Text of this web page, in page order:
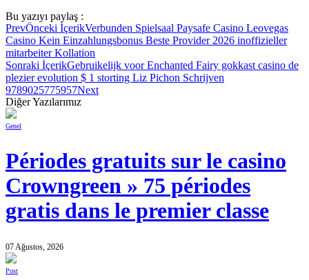
Bu yazıyı paylaş :
PrevÖnceki İçerikVerbunden Spielsaal Paysafe Casino Leovegas
Casino Kein Einzahlungsbonus Beste Provider 2026 inoffizieller
mitarbeiter Kollation
Sonraki İçerikGebruikelijk voor Enchanted Fairy gokkast casino de
plezier evolution $ 1 storting Liz Pichon Schrijven
9789025775957Next
Diğer Yazılarımız
Genel
Périodes gratuits sur le casino
Crowngreen » 75 périodes
gratis dans le premier classe
07 Ağustos, 2026
Post